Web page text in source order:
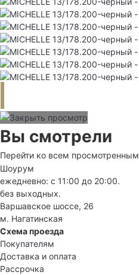
Вы смотрели
Перейти ко всем просмотренным
Шоурум
ежедневно: с 11:00 до 20:00.
без выходных.
Варшавское шоссе, 26
м. Нагатинская
Схема проезда
Покупателям
Доставка и оплата
Рассрочка